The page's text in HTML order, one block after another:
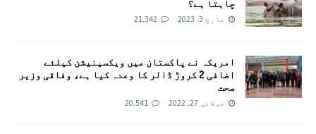
چاہتا ہے؟
مارچ 3, 2023 21,342
امريکہ نے پاکستان میں ویکسینیشن کیلئے
اضافی 2 کروڑ ڈالر کا وعدہ کیا ہے، وفاقی وزیر
صحت
جولائی 27, 2022 20,541